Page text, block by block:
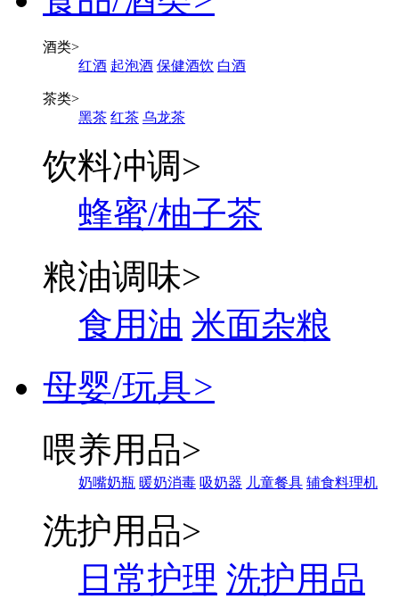
酒类>
红酒 起泡酒 保健酒饮 白酒
茶类>
黑茶 红茶 乌龙茶
饮料冲调>
蜂蜜/柚子茶
粮油调味>
食用油 米面杂粮
母婴/玩具>
喂养用品>
奶嘴奶瓶 暖奶消毒 吸奶器 儿童餐具 辅食料理机
洗护用品>
日常护理 洗护用品